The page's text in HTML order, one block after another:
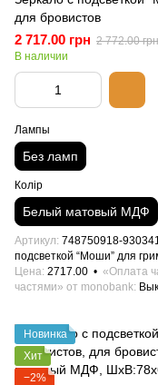
для бровистов
2 717.00 грн 2 772.00 грн
В наличии
Лампы
Без ламп
Колір
Белый матовый МДФ
Артикул 748750918-
подсветкой “Моши” для
Цена 2717.00 «Оплата
частями» от monobank
Новинка
Хит
−2%